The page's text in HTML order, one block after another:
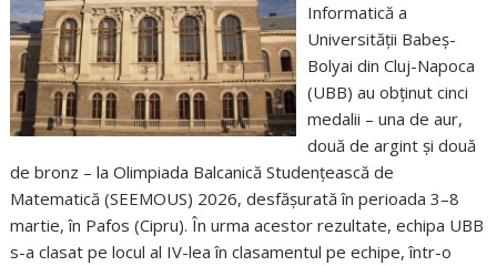
Informatică a
Universității Babeș-
Bolyai din Cluj-Napoca
(UBB) au obținut cinci
medalii – una de aur,
două de argint și două
de bronz – la Olimpiada Balcanică Studențească de
Matematică (SEEMOUS) 2026, desfășurată în perioada 3–8
martie, în Pafos (Cipru). În urma acestor rezultate, echipa UBB
s-a clasat pe locul al IV-lea în clasamentul pe echipe, într-o